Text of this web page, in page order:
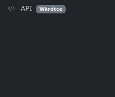
API
Wkrótce